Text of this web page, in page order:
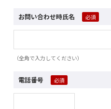
お問い合わせ時氏名
（全角で入力してください）
電話番号